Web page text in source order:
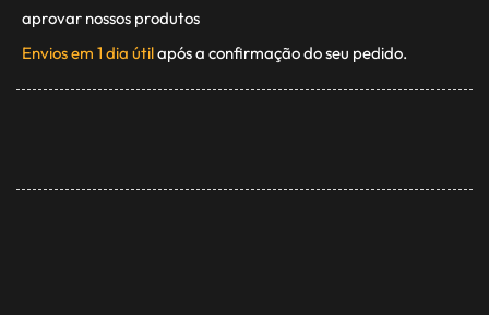
aprovar nossos produtos
Envios em 1 dia útilapós a confirmação do seu pedido.